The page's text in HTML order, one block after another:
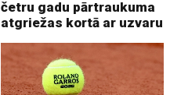
četru gadu pārtraukuma
atgriežas kortā ar uzvaru